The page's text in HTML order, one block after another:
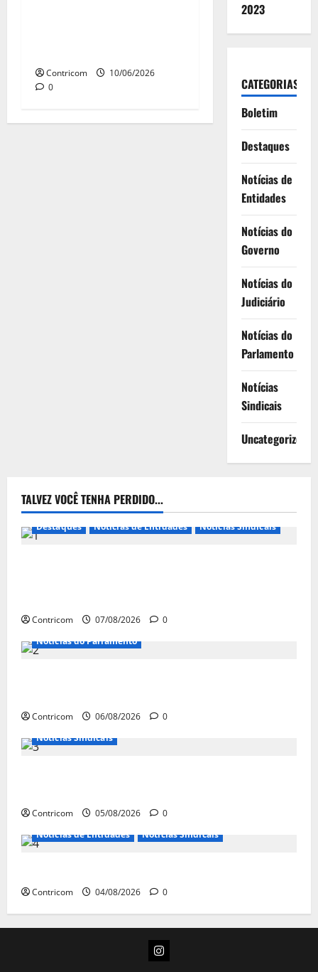
Contricom
10/06/2026
0
2023
CATEGORIAS
Boletim
Destaques
Notícias de
Entidades
Notícias do
Governo
Notícias do
Judiciário
Notícias do
Parlamento
Notícias
Sindicais
Uncategorized
TALVEZ VOCÊ TENHA PERDIDO...
Destaques Notícias de Entidades Notícias Sindicais
Contricom 07/08/2026
0
Notícias do Parlamento
Contricom 06/08/2026
0
Notícias Sindicais
Contricom 05/08/2026
0
Notícias de Entidades
Notícias Sindicais
Contricom 04/08/2026 0
Instagram